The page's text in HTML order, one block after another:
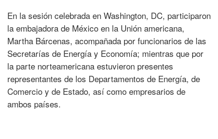
En la sesión celebrada en Washington, DC, participaron
la embajadora de México en la Unión americana,
Martha Bárcenas, acompañada por funcionarios de las
Secretarías de Energía y Economía; mientras que por
la parte norteamericana estuvieron presentes
representantes de los Departamentos de Energía, de
Comercio y de Estado, así como empresarios de
ambos países.